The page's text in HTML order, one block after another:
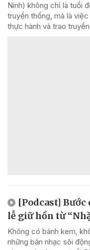
Ninh) không chỉ là tuổi
truyền thống, mà là
thực hành và trao
[Podcast] Bước
lễ giữ hồn từ
Không có bánh kem,
những bản nhạc sôi